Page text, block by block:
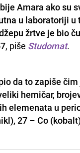
Amara ako su
u laboratoriji u
žrtve je bio
, piše Studomat.
da to zapiše
hemičar,
elemenata u
27 – Co